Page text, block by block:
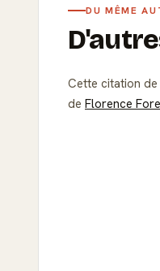
DU MÊME
Cette citation
de Florence